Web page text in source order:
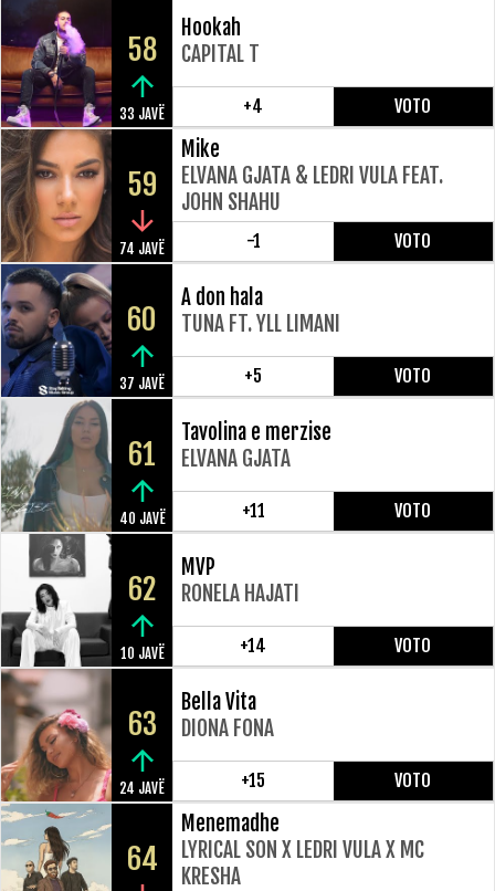
58
33 JAVË
Hookah
CAPITAL T
+4 VOTO
59
74 JAVË
Mike
ELVANA GJATA & LEDRI VULA FEAT.
JOHN SHAHU
-1 VOTO
60
37 JAVË
A don hala
TUNA FT. YLL LIMANI
+5 VOTO
61
40 JAVË
Tavolina e merzise
ELVANA GJATA
+11 VOTO
62
10 JAVË
MVP
RONELA HAJATI
+14 VOTO
63
24 JAVË
Bella Vita
DIONA FONA
+15 VOTO
64
Menemadhe
LYRICAL SON X LEDRI VULA X MC
KRESHA